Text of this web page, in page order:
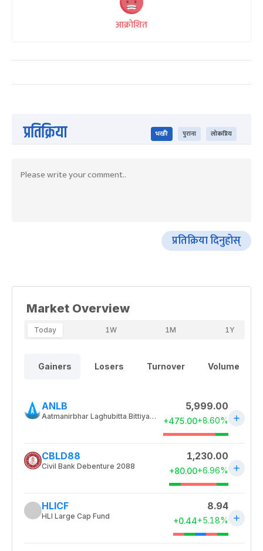
आक्रोशित
प्रतिक्रिया भर्खरै पुराना लोकप्रिय
प्रतिक्रिया दिनुहोस्